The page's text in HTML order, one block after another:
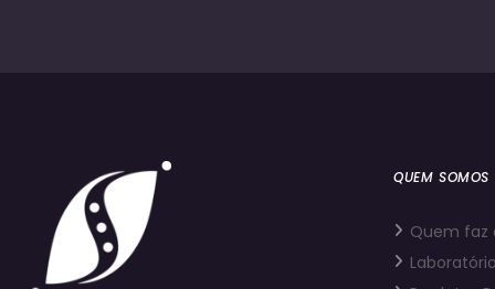
QUEM SOMOS
Quem faz